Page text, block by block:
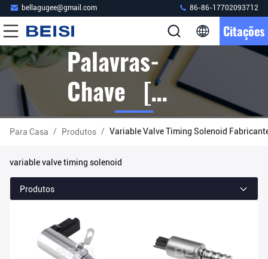
bellagugee@gmail.com 86-86-17702093712
Citações
Palavras-
Chave [
Variable
Valve Timing
Solenoid ]
Fósforo 9
Produtos
Para Casa / Produtos / Variable Valve Timing Solenoid
variable valve timing solenoid
Produtos